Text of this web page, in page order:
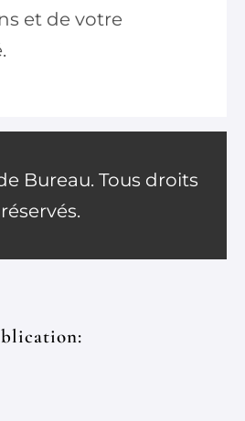
et de votre
Bureau. Tous droits
réservés.